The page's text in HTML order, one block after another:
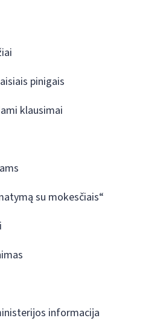
pinigais
klausimai
su mokesčiais“
informacija